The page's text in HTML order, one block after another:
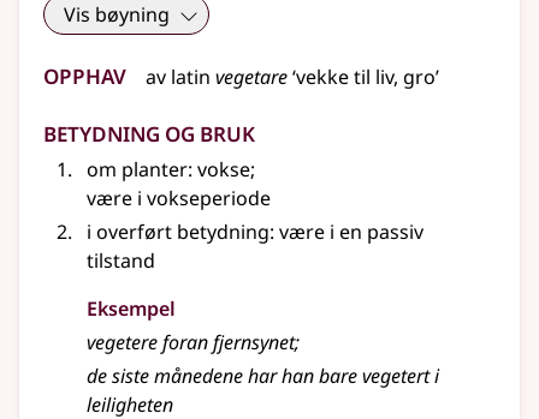
Vis bøyning
Opphav av latin vegetare‘vekke til liv, gro’
Betydning og bruk
om planter: vokse;
være i vokseperiode
i overført betydning: være i en passiv
tilstand
Eksempel
vegetere foran fjernsynet;
de siste månedene har han bare vegetert i
leiligheten